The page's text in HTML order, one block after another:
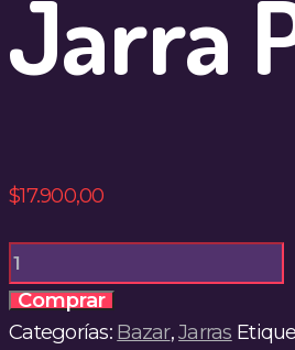
Jarra
$17.900,00
Jarra
Pinguino
1L
Comprar
Categorías: Bazar,Jarras